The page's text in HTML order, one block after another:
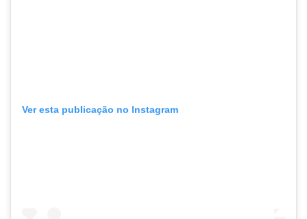
Ver esta publicação no Instagram